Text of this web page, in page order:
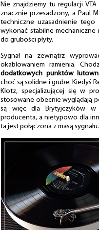
Nie znajdziemy tu regulacji
znacznie przesadzony, a Paul
techniczne uzasadnienie tego
wykonać stabilne
do grubości płyty.
Sygnał na zewnątrz
okablowaniem ramienia.
dodatkowych punktów
choć są solidne i grube. Kiedyś
Klotz, specjalizującej się w
stosowane obecnie wyglądają
są więc dla Brytyjczyków w
producenta, a nietypowo dla
ta jest połączona z masą sygnału.